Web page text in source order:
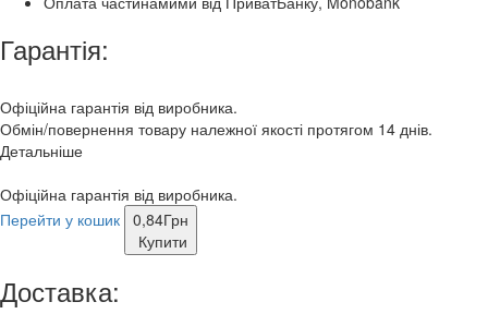
Гарантія:
Офіційна гарантія від виробника.
Обмін/повернення товару належної якості протягом 14 днів.
Детальніше
Офіційна гарантія від виробника.
Перейти у кошик 0,84Грн
Купити
Доставка: